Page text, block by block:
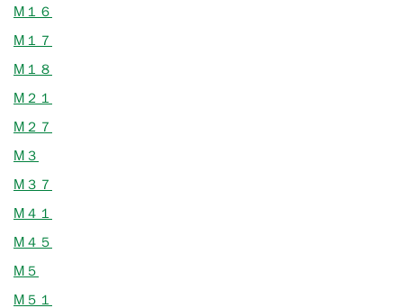
M１６
M１７
M１８
M２１
M２７
M３
M３７
M４１
M４５
M５
M５１